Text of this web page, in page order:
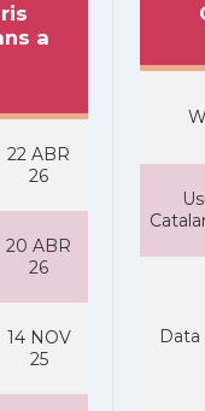
a
22 ABR
26
20 ABR
26
14 NOV
25
Data